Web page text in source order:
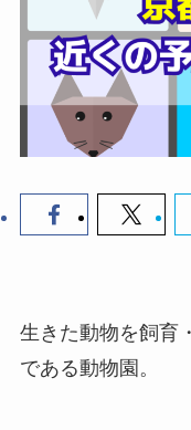
生きた動物を飼育
である動物園。